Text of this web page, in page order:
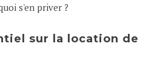
s'en priver ?
sur la location de